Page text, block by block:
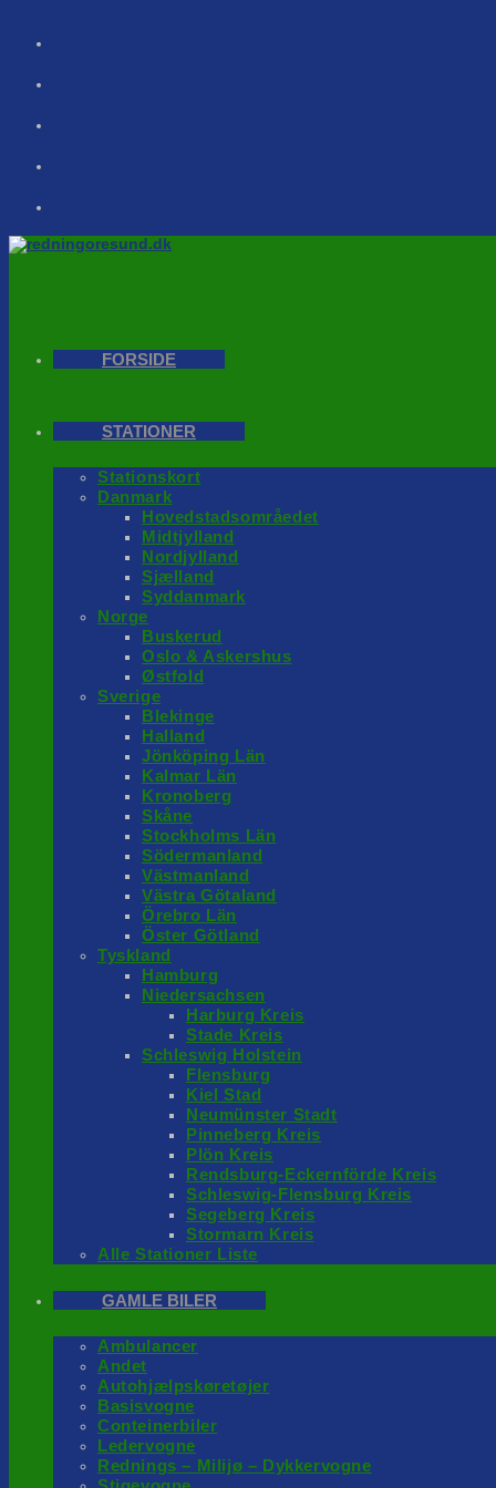
FORSIDE
STATIONER
Stationskort
Danmark
Hovedstadsområedet
Midtjylland
Nordjylland
Sjælland
Syddanmark
Norge
Buskerud
Oslo & Askershus
Østfold
Sverige
Blekinge
Halland
Jönköping Län
Kalmar Län
Kronoberg
Skåne
Stockholms Län
Södermanland
Västmanland
Västra Götaland
Örebro Län
Öster Götland
Tyskland
Hamburg
Niedersachsen
Harburg Kreis
Stade Kreis
Schleswig Holstein
Flensburg
Kiel Stad
Neumünster Stadt
Pinneberg Kreis
Plön Kreis
Rendsburg-Eckernförde Kreis
Schleswig-Flensburg Kreis
Segeberg Kreis
Stormarn Kreis
Alle Stationer Liste
GAMLE BILER
Ambulancer
Andet
Autohjælpskøretøjer
Basisvogne
Conteinerbiler
Ledervogne
Rednings – Milijø – Dykkervogne